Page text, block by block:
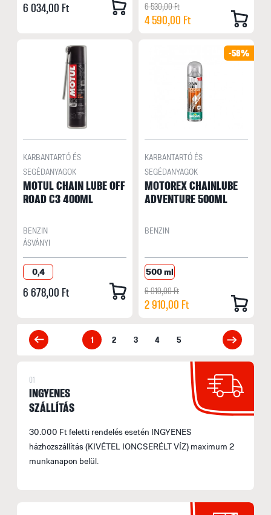
6 034,00 Ft 6 530,00 Ft
4 590,00 Ft
KARBANTARTÓ ÉS
SEGÉDANYAGOK
MOTUL CHAIN LUBE OFF
ROAD C3 400ML
BENZIN
ÁSVÁNYI
0,4
6 678,00 Ft
-58%
KARBANTARTÓ ÉS
SEGÉDANYAGOK
MOTOREX CHAINLUBE
ADVENTURE 500ML
BENZIN
500 ml
6 919,00 Ft
2 910,00 Ft
1 2 3 4 5
01
INGYENES
SZÁLLÍTÁS
30.000 Ft feletti rendelés esetén INGYENES
házhozszállítás (KIVÉTEL IONCSERÉLT VÍZ) maximum 2
munkanapon belül.